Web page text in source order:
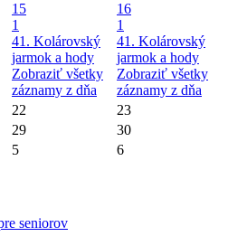
15
1
41. Kolárovský
jarmok a hody
Zobraziť všetky
záznamy z dňa
16
1
41. Kolárovský
jarmok a hody
Zobraziť všetky
záznamy z dňa
22
23
29
30
5 6
seniorov